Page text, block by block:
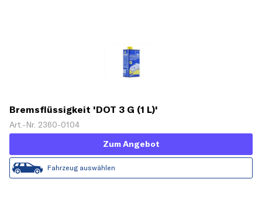
Bremsflüssigkeit 'DOT 3 G (1 L)'
Art.-Nr. 2360-0104
Zum Angebot
Fahrzeug auswählen